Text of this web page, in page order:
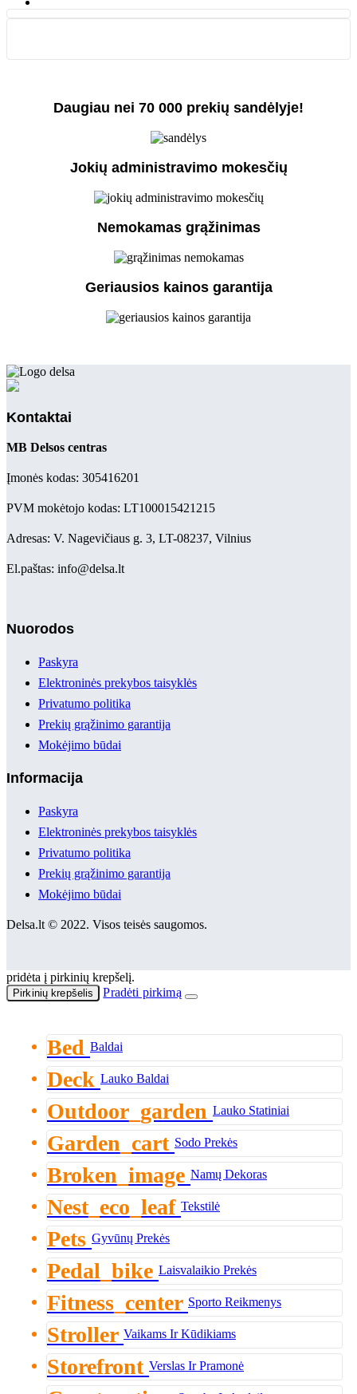
Daugiau nei 70 000 prekių sandėlyje!
Jokių administravimo mokesčių
Nemokamas grąžinimas
Geriausios kainos garantija
Kontaktai
MB Delsos centras
Įmonės kodas: 305416201
PVM mokėtojo kodas: LT100015421215
Adresas: V. Nagevičiaus g. 3, LT-08237, Vilnius
El.paštas: info@delsa.lt
Nuorodos
Paskyra
Elektroninės prekybos taisyklės
Privatumo politika
Prekių grąžinimo garantija
Mokėjimo būdai
Informacija
Paskyra
Elektroninės prekybos taisyklės
Privatumo politika
Prekių grąžinimo garantija
Mokėjimo būdai
Delsa.lt © 2022. Visos teisės saugomos.
pridėta į pirkinių krepšelį.
Pirkinių krepšelis Pradėti pirkimą
Bed Baldai
Deck Lauko Baldai
Outdoor_garden Lauko Statiniai
Garden_cart Sodo Prekės
Broken_image Namų Dekoras
Nest_eco_leaf Tekstilė
Pets Gyvūnų Prekės
Pedal_bike Laisvalaikio Prekės
Fitness_center Sporto Reikmenys
Stroller Vaikams Ir Kūdikiams
Storefront Verslas Ir Pramonė